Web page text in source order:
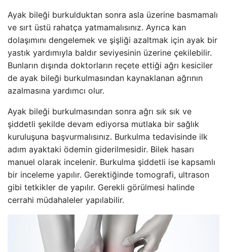
Ayak bileği burkulduktan sonra asla üzerine basmamalı
ve sırt üstü rahatça yatmamalısınız. Ayrıca kan
dolaşımını dengelemek ve şişliği azaltmak için ayak bir
yastık yardımıyla baldır seviyesinin üzerine çekilebilir.
Bunların dışında doktorların reçete ettiği ağrı kesiciler
de ayak bileği burkulmasından kaynaklanan ağrının
azalmasına yardımcı olur.
Ayak bileği burkulmasından sonra ağrı sık sık ve
şiddetli şekilde devam ediyorsa mutlaka bir sağlık
kuruluşuna başvurmalısınız. Burkulma tedavisinde ilk
adım ayaktaki ödemin giderilmesidir. Bilek hasarı
manuel olarak incelenir. Burkulma şiddetli ise kapsamlı
bir inceleme yapılır. Gerektiğinde tomografi, ultrason
gibi tetkikler de yapılır. Gerekli görülmesi halinde
cerrahi müdahaleler yapılabilir.